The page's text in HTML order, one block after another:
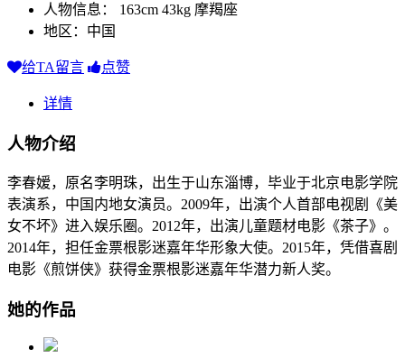
人物信息： 163cm 43kg 摩羯座
地区：中国
给TA留言 点赞
详情
人物介绍
李春嫒，原名李明珠，出生于山东淄博，毕业于北京电影学院
表演系，中国内地女演员。2009年，出演个人首部电视剧《美
女不坏》进入娱乐圈。2012年，出演儿童题材电影《茶子》。
2014年，担任金票根影迷嘉年华形象大使。2015年，凭借喜剧
电影《煎饼侠》获得金票根影迷嘉年华潜力新人奖。
她的作品